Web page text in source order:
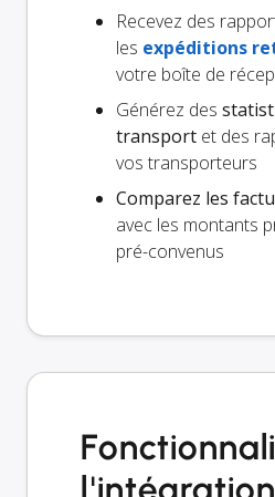
Recevez des
les expéditions
votre boîte de
Générez des
transport et des
vos transporteurs
Comparez les
avec les montants
pré-convenus